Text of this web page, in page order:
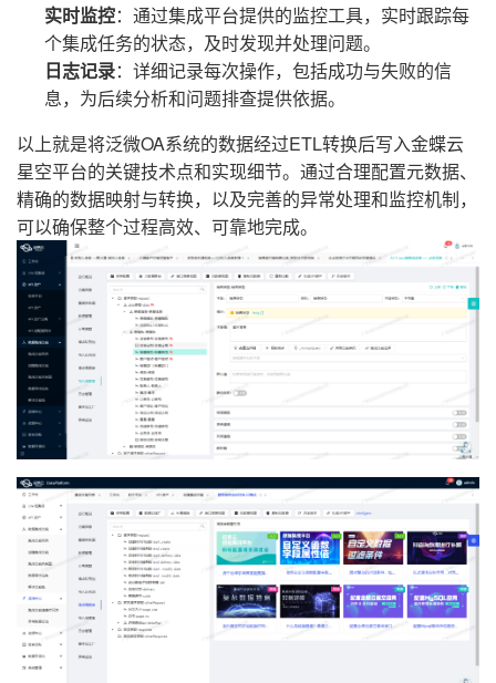
实时监控：通过集成平台提供的监控工具，实时跟踪每
个集成任务的状态，及时发现并处理问题。
日志记录：详细记录每次操作，包括成功与失败的信
息，为后续分析和问题排查提供依据。
以上就是将泛微OA系统的数据经过ETL转换后写入金蝶云
星空平台的关键技术点和实现细节。通过合理配置元数据、
精确的数据映射与转换，以及完善的异常处理和监控机制，
可以确保整个过程高效、可靠地完成。